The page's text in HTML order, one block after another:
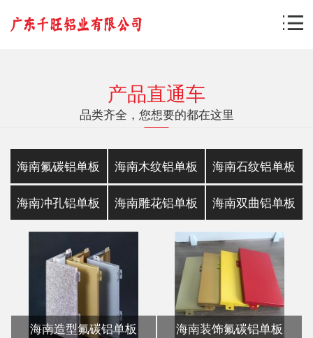
产品直通车
品类齐全，您想要的都在这里
海南氟碳铝单板 海南木纹铝单板 海南石纹铝单板
海南冲孔铝单板 海南雕花铝单板 海南双曲铝单板
海南造型氟碳铝单板 海南装饰氟碳铝单板